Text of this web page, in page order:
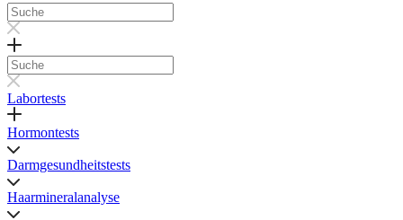
Suche
Suche
Labortests
Hormontests
Darmgesundheitstests
Haarmineralanalyse